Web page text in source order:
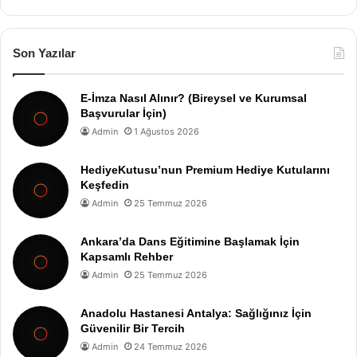
Son Yazılar
E-İmza Nasıl Alınır? (Bireysel ve Kurumsal
Başvurular İçin)
Admin 1 Ağustos 2026
HediyeKutusu’nun Premium Hediye Kutularını
Keşfedin
Admin 25 Temmuz 2026
Ankara’da Dans Eğitimine Başlamak İçin
Kapsamlı Rehber
Admin 25 Temmuz 2026
Anadolu Hastanesi Antalya: Sağlığınız İçin
Güvenilir Bir Tercih
Admin 24 Temmuz 2026